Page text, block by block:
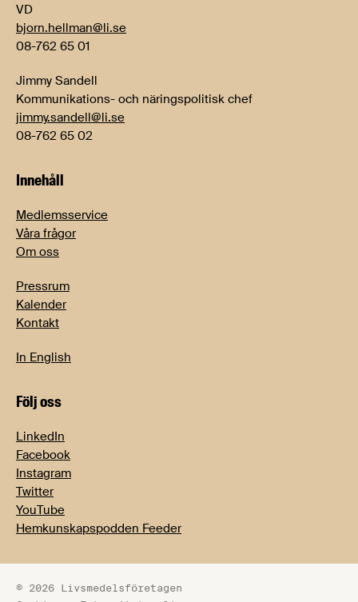
VD
bjorn.hellman@li.se
08-762 65 01
Jimmy Sandell
Kommunikations- och näringspolitisk chef
jimmy.sandell@li.se
08-762 65 02
Innehåll
Medlemsservice
Våra frågor
Om oss
Pressrum
Kalender
Kontakt
In English
Följ oss
LinkedIn
Facebook
Instagram
Twitter
YouTube
Hemkunskapspodden Feeder
© 2026 Livsmedelsföretagen